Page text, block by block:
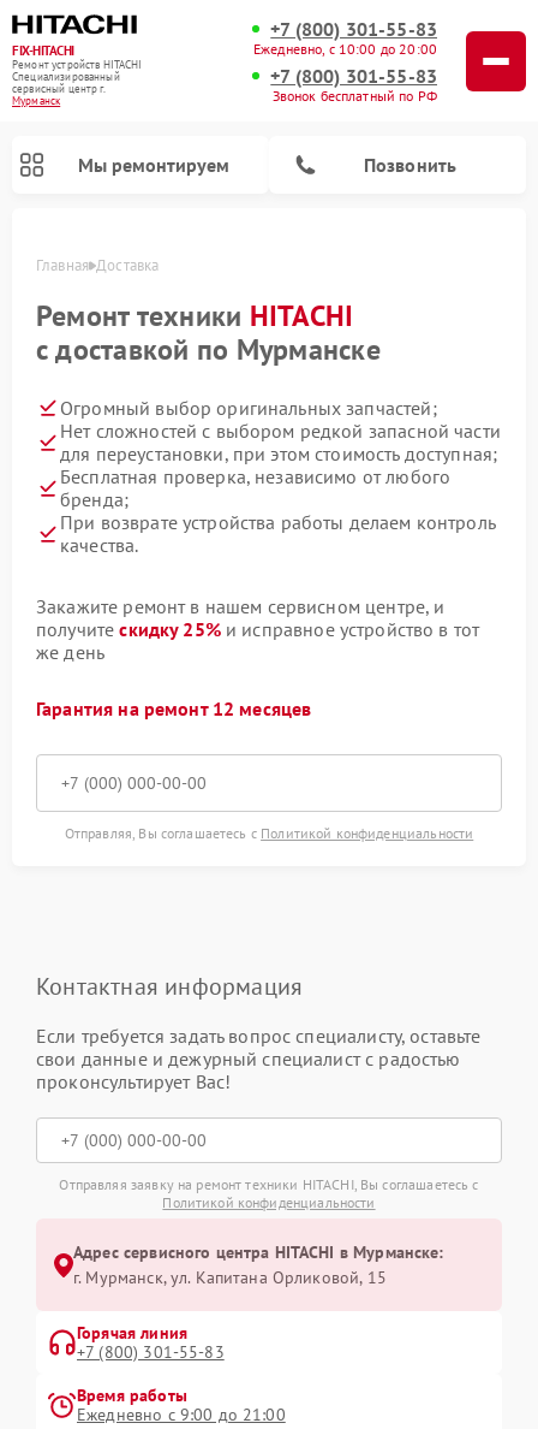
FIX-HITACHI
Ремонт устройств HITACHI
Специализированный
cервисный центр г.
Мурманск
+7 (800) 301-55-83
Ежедневно, с 10:00 до 20:00
+7 (800) 301-55-83
Звонок бесплатный по РФ
Мы ремонтируем Позвонить
Главная Доставка
Ремонт техники HITACHI
с доставкой по Мурманске
Огромный выбор оригинальных запчастей;
Нет сложностей с выбором редкой запасной части
для переустановки, при этом стоимость доступная;
Бесплатная проверка, независимо от любого
бренда;
При возврате устройства работы делаем контроль
качества.
Закажите ремонт в нашем сервисном центре, и
получитескидку 25%и исправное устройство в тот
же день
Гарантия на ремонт 12 месяцев
Отправляя, Вы соглашаетесь с Политикой конфиденциальности
Контактная информация
Если требуется задать вопрос специалисту, оставьте
свои данные и дежурный специалист с радостью
проконсультирует Вас!
Отправляя заявку на ремонт техники HITACHI, Вы соглашаетесь с
Политикой конфиденциальности
Адрес сервисного центра HITACHI в Мурманске:
г. Мурманск, ул. Капитана Орликовой, 15
Горячая линия
+7 (800) 301-55-83
Время работы
Ежедневно с 9:00 до 21:00